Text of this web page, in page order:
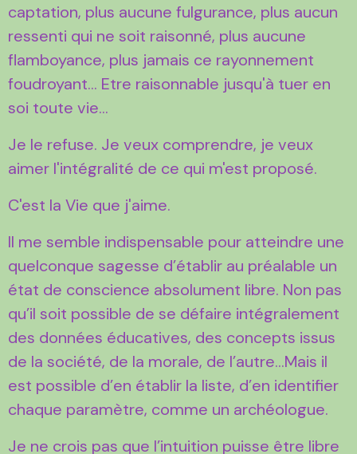
captation, plus aucune fulgurance, plus aucun
ressenti qui ne soit raisonné, plus aucune
flamboyance, plus jamais ce rayonnement
foudroyant... Etre raisonnable jusqu'à tuer en
soi toute vie...
Je le refuse. Je veux comprendre, je veux
aimer l'intégralité de ce qui m'est proposé.
C'est la Vie que j'aime.
Il me semble indispensable pour atteindre une
quelconque sagesse d’établir au préalable un
état de conscience absolument libre. Non pas
qu’il soit possible de se défaire intégralement
des données éducatives, des concepts issus
de la société, de la morale, de l’autre…Mais il
est possible d’en établir la liste, d’en identifier
chaque paramètre, comme un archéologue.
Je ne crois pas que l’intuition puisse être libre